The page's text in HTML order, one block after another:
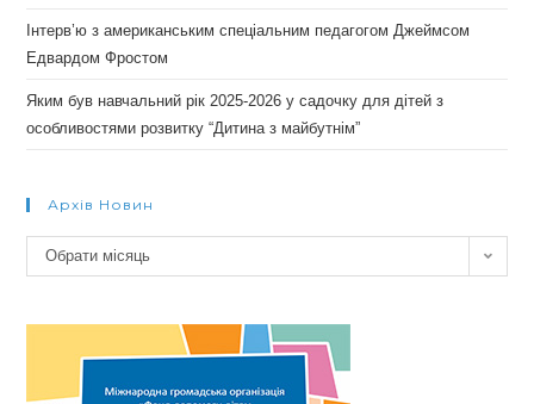
Інтерв’ю з американським спеціальним педагогом Джеймсом
Едвардом Фростом
Яким був навчальний рік 2025-2026 у садочку для дітей з
особливостями розвитку “Дитина з майбутнім”
Архів Новин
Архів
новин
Обрати місяць